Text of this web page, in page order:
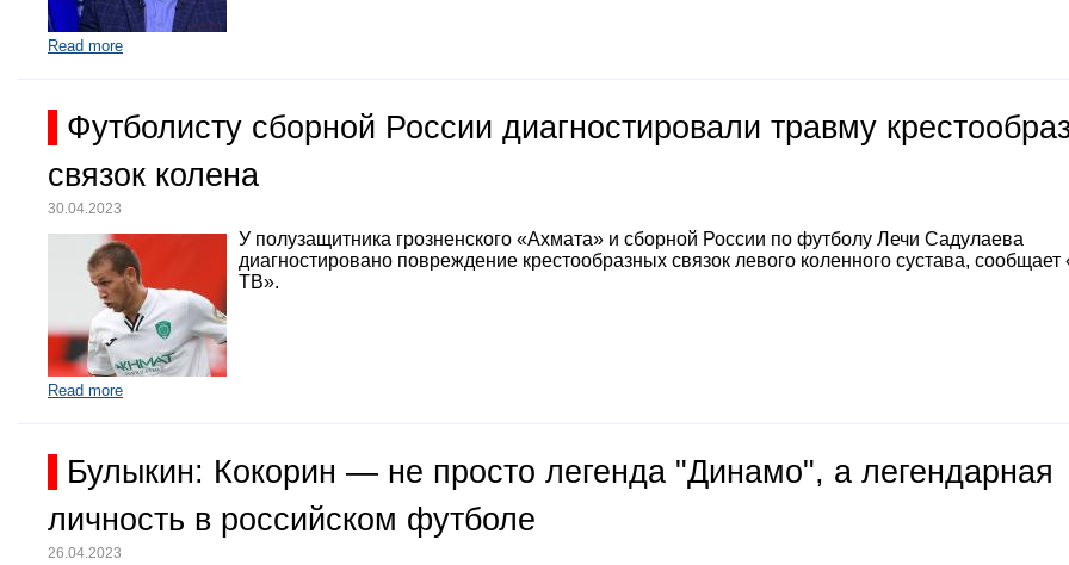
Read more
Футболисту сборной России диагностировали травму
связок колена
30.04.2023
У полузащитника грозненского «Ахмата» и сборной России по футболу Лечи Садулаева
диагностировано повреждение крестообразных связок левого коленного сустава, сообщает
ТВ».
Read more
Булыкин: Кокорин — не просто легенда "Динамо", а легендарная
личность в российском футболе
26.04.2023